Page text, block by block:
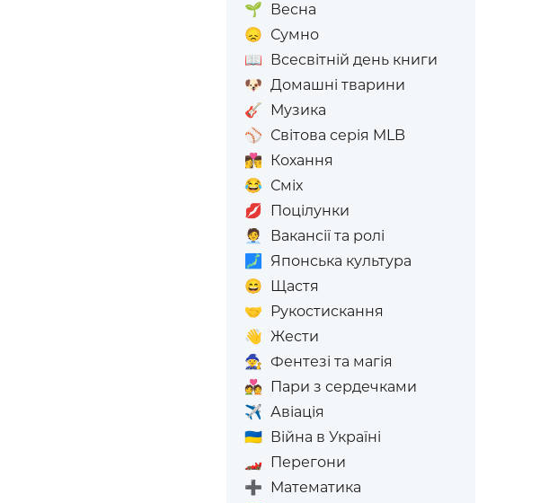
🌱 Весна
😞 Сумно
📖 Всесвітній день книги
🐶 Домашні тварини
🎸 Музика
⚾ Світова серія MLB
👩‍❤️‍💋‍👨 Кохання
😂 Сміх
💋 Поцілунки
🧑‍💼
Вакансії та ролі
🗾
Японська культура
😄 Щастя
🤝 Рукостискання
👋 Жести
🧙 Фентезі та магія
💑 Пари з сердечками
✈️ Авіація
🇺🇦 Війна в Україні
🏎️ Перегони
➕ Математика